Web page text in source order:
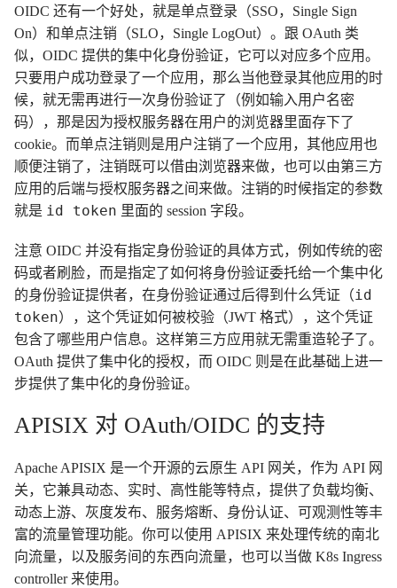
OIDC 还有一个好处，就是单点登录（SSO，Single Sign
On）和单点注销（SLO，Single LogOut）。跟 OAuth 类
似，OIDC 提供的集中化身份验证，它可以对应多个应用。
只要用户成功登录了一个应用，那么当他登录其他应用的时
候，就无需再进行一次身份验证了（例如输入用户名密
码），那是因为授权服务器在用户的浏览器里面存下了
cookie。而单点注销则是用户注销了一个应用，其他应用也
顺便注销了，注销既可以借由浏览器来做，也可以由第三方
应用的后端与授权服务器之间来做。注销的时候指定的参数
就是 id token 里面的 session 字段。
注意 OIDC 并没有指定身份验证的具体方式，例如传统的密
码或者刷脸，而是指定了如何将身份验证委托给一个集中化
的身份验证提供者，在身份验证通过后得到什么凭证（id
token），这个凭证如何被校验（JWT 格式），这个凭证
包含了哪些用户信息。这样第三方应用就无需重造轮子了。
OAuth 提供了集中化的授权，而 OIDC 则是在此基础上进一
步提供了集中化的身份验证。
APISIX 对 OAuth/OIDC 的支持
Apache APISIX 是一个开源的云原生 API 网关，作为 API 网
关，它兼具动态、实时、高性能等特点，提供了负载均衡、
动态上游、灰度发布、服务熔断、身份认证、可观测性等丰
富的流量管理功能。你可以使用 APISIX 来处理传统的南北
向流量，以及服务间的东西向流量，也可以当做 K8s Ingress
controller 来使用。